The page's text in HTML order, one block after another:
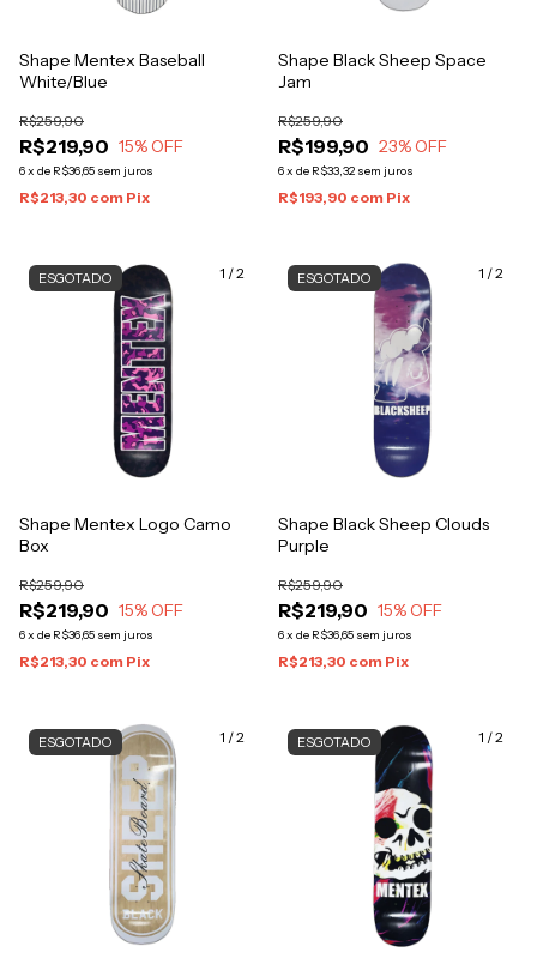
Shape Mentex Baseball
White/Blue
R$219,90
R$259,90
15% OFF
6x de R$36,65 sem juros
R$213,30 com Pix
Shape Black Sheep Space
Jam
R$199,90
R$259,90
23% OFF
6x de R$33,32 sem juros
R$193,90 com Pix
1 /2
ESGOTADO
Shape Mentex Logo Camo
Box
R$219,90
R$259,90
15% OFF
6x de R$36,65 sem juros
R$213,30 com Pix
1 /2
ESGOTADO
Shape Black Sheep Clouds
Purple
R$219,90
R$259,90
15% OFF
6x de R$36,65 sem juros
R$213,30 com Pix
1 /2
ESGOTADO 1 /2
ESGOTADO